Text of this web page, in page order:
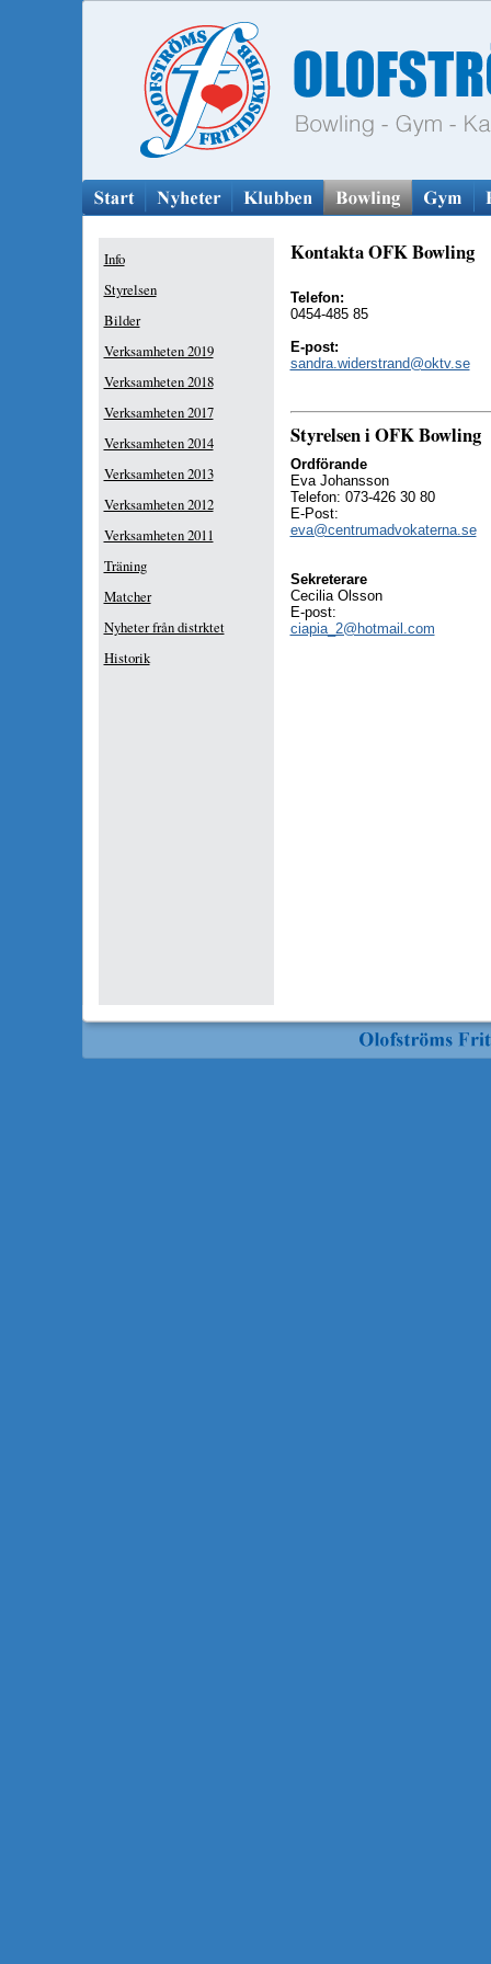
Info
Styrelsen
Bilder
Verksamheten 2019
Verksamheten 2018
Verksamheten 2017
Verksamheten 2014
Verksamheten 2013
Verksamheten 2012
Verksamheten 2011
Träning
Matcher
Nyheter från distrktet
Historik
Kontakta OFK Bowling
Telefon:
0454-485 85
E-post:
sandra.widerstrand@oktv.se
Styrelsen i OFK Bowling
Ordförande
Eva Johansson
Telefon: 073-426 30 80
E-Post:
eva@centrumadvokaterna.se
Sekreterare
Cecilia Olsson
E-post:
ciapia_2@hotmail.com